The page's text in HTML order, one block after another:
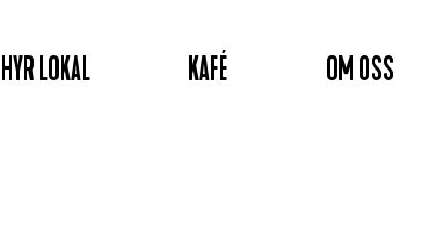
HYR LOKAL KAFÉ OM OSS